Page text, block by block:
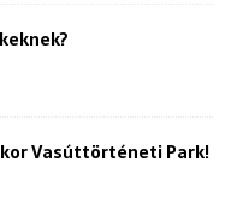
Vasúttörténeti Park!